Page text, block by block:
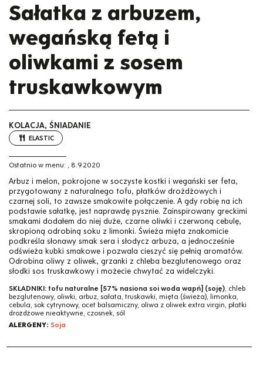
Sałatka z arbuzem,
wegańską fetą i
oliwkami z sosem
truskawkowym
KOLACJA, ŚNIADANIE
ELASTIC
Ostatnio w menu: , 8.9.2020
Arbuz i melon, pokrojone w soczyste kostki i wegański ser feta,
przygotowany z naturalnego tofu, płatków drożdżowych i
czarnej soli, to zawsze smakowite połączenie. A gdy robię na ich
podstawie sałatkę, jest naprawdę pysznie. Zainspirowany greckimi
smakami dodałem do niej duże, czarne oliwki i czerwoną cebulę,
skropioną odrobiną soku z limonki. Świeża mięta znakomicie
podkreśla słonawy smak sera i słodycz arbuza, a jednocześnie
odświeża kubki smakowe i pozwala cieszyć się pełnią aromatów.
Odrobina oliwy z oliwek, grzanki z chleba bezglutenowego oraz
słodki sos truskawkowy i możecie chwytać za widelczyki.
SKŁADNIKI: tofu naturalne [57% nasiona soi woda wapń] (soję), chleb
bezglutenowy, oliwki, arbuz, sałata, truskawki, mięta (świeża), limonka,
cebula, sok cytrynowy, ocet balsamiczny, oliwa z oliwek extra virgin, płatki
drożdżowe nieaktywne, czosnek, sól
ALERGENY: Soja